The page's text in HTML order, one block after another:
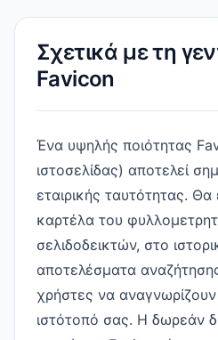
Σχετικά με τη
Favicon
Ένα υψηλής ποιότητας
ιστοσελίδας) αποτελεί
εταιρικής ταυτότητας. Θα
καρτέλα του
σελιδοδεικτών, στο
αποτελέσματα
χρήστες να
ιστότοπό σας. Η δωρεάν